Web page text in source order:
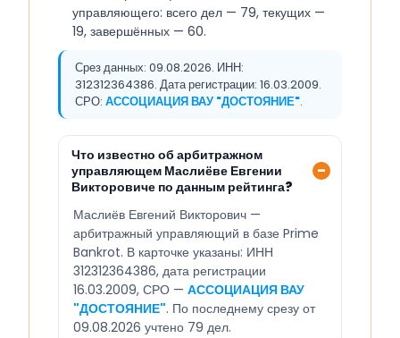
управляющего: всего дел — 79, текущих —
19, завершённых — 60.
Срез данных: 09.08.2026. ИНН:
312312364386. Дата регистрации: 16.03.2009.
СРО: АССОЦИАЦИЯ ВАУ "ДОСТОЯНИЕ".
Что известно об арбитражном
управляющем Маслиёве Евгении
Викторовиче по данным рейтинга?
Маслиёв Евгений Викторович —
арбитражный управляющий в базе Prime
Bankrot. В карточке указаны: ИНН
312312364386, дата регистрации
16.03.2009, СРО — АССОЦИАЦИЯ ВАУ
"ДОСТОЯНИЕ". По последнему срезу от
09.08.2026 учтено 79 дел.